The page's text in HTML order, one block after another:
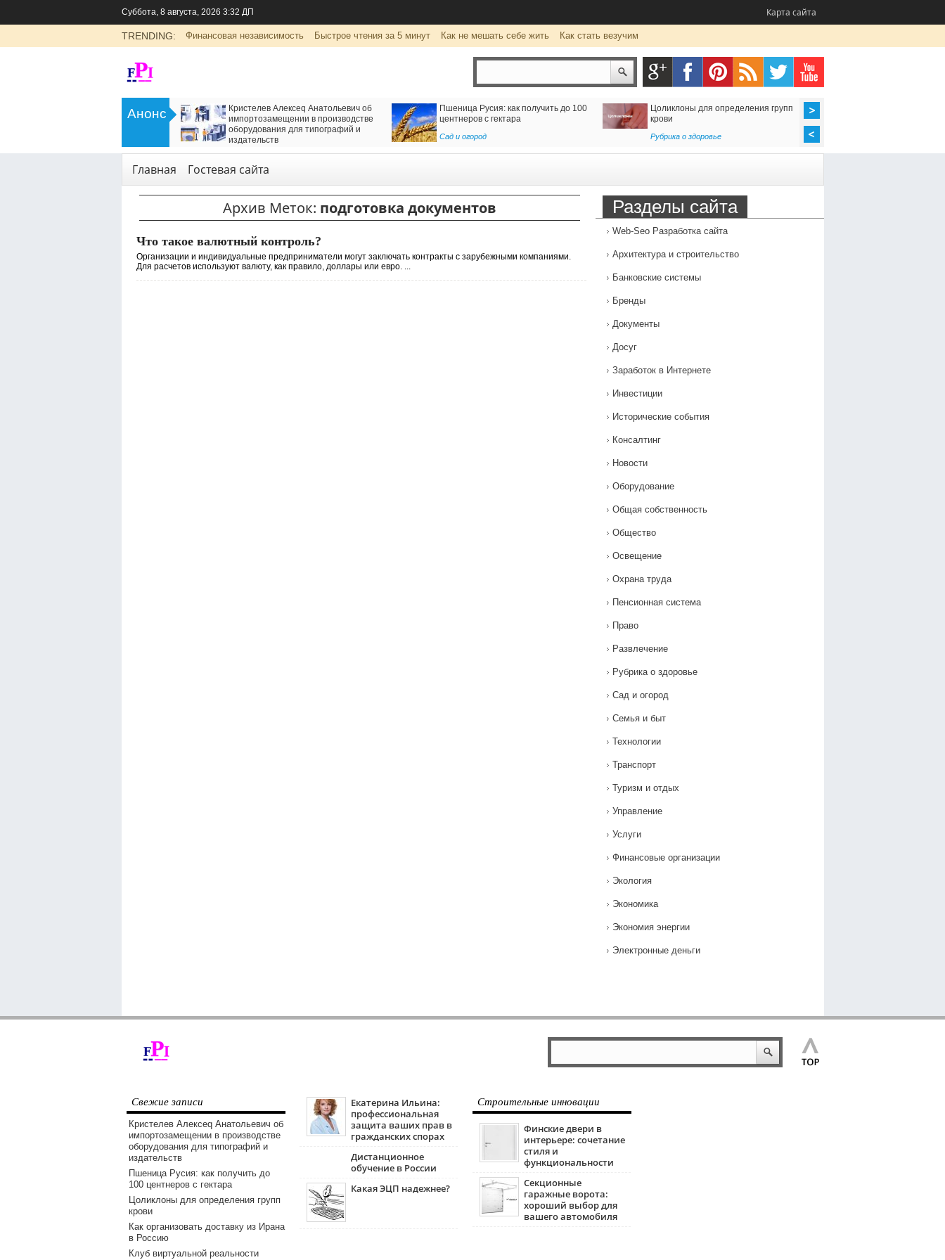
Суббота, 8 августа, 2026 3:32 ДП Карта сайта
TRENDING: Финансовая независимость Быстрое чтения за 5 минут Как не мешать себе жить Как стать везучим
Анонс
LADA Largus: универсальный
семейный автомобиль с российским
Кристелев Алексеq Анатольевич об
импортозамещении в производстве
оборудования для типографий и
издательств
Пшеница Русия: как получить до 100
центнеров с гектара
Сад и огород
Цоликлоны для определения групп
крови
Рубрика о здоровье
Главная Гостевая сайта
Архив Меток: подготовка документов
Что такое валютный контроль?
Организации и индивидуальные предприниматели могут заключать контракты с зарубежными компаниями.
Для расчетов используют валюту, как правило, доллары или евро. ...
Разделы сайта
Web-Seo Разработка сайта
Архитектура и строительство
Банковские системы
Бренды
Документы
Досуг
Заработок в Интернете
Инвестиции
Исторические события
Консалтинг
Новости
Оборудование
Общая собственность
Общество
Освещение
Охрана труда
Пенсионная система
Право
Развлечение
Рубрика о здоровье
Сад и огород
Семья и быт
Технологии
Транспорт
Туризм и отдых
Управление
Услуги
Финансовые организации
Экология
Экономика
Экономия энергии
Электронные деньги
Свежие записи
Кристелев Алексеq Анатольевич об
импортозамещении в производстве
оборудования для типографий и
издательств
Пшеница Русия: как получить до
100 центнеров с гектара
Цоликлоны для определения групп
крови
Как организовать доставку из Ирана
в Россию
Клуб виртуальной реальности
Екатерина Ильина:
профессиональная
защита ваших прав в
гражданских спорах
Дистанционное
обучение в России
Какая ЭЦП надежнее?
Строительные инновации
Финские двери в
интерьере: сочетание
стиля и
функциональности
Секционные
гаражные ворота:
хороший выбор для
вашего автомобиля